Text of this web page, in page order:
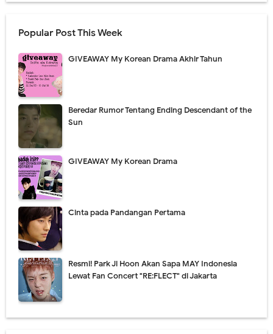
Popular Post This Week
GIVEAWAY My Korean Drama Akhir Tahun
Beredar Rumor Tentang Ending Descendant of the
Sun
GIVEAWAY My Korean Drama
Cinta pada Pandangan Pertama
Resmi! Park Ji Hoon Akan Sapa MAY Indonesia
Lewat Fan Concert "RE:FLECT" di Jakarta